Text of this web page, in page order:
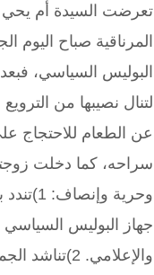
تعرضت السيدة أم يحي
البوليس السياسي،
لتنال نصيبها من
عن الطعام للاحتجاج
سراحه، كما دخلت
وحرية وإنصاف:
جهاز البوليس
والإعلامي.